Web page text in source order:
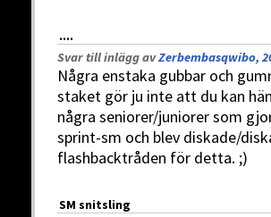
....
Svar till inlägg avZerbembasqwibo,
Några enstaka gubbar och
staket gör ju inte att du kan
några seniorer/juniorer som
sprint-sm och blev diskade/
flashbacktråden för detta. ;)
SM snitsling